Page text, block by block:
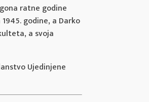
ratne godine
godine, a Darko
a svoja
Ujedinjene